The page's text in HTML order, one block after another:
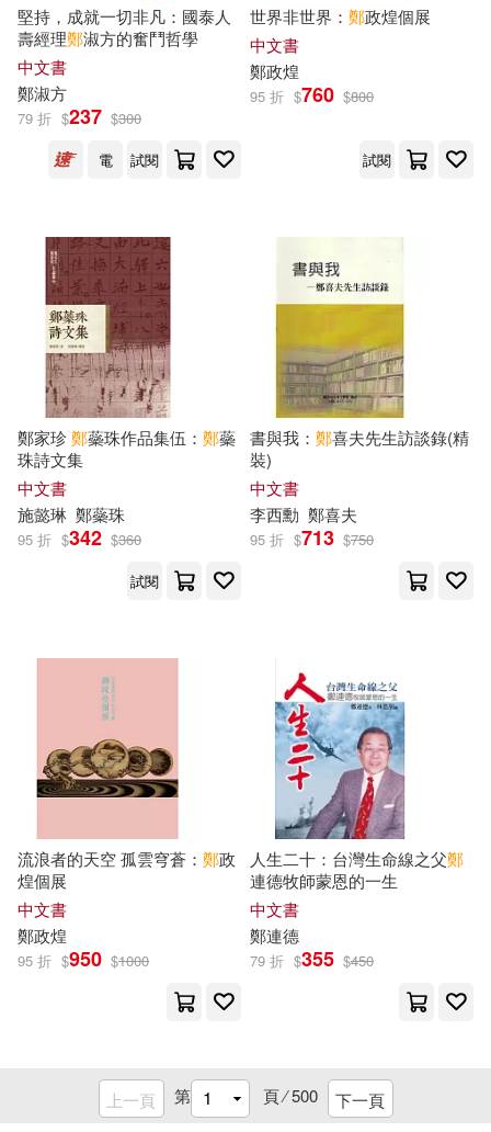
ホットエンターテイメント(10)
並榎雫(10)
十月士也(10) 南野のこ(10)
四月(10)
寶琳‧尤德(10)
本書編寫組(10) 李德全(10)
李永樂（主編）(10)
村瀨範行(10) 林達永(10)
管家琪(10) 藤谷陽子(10)
鄭家常(10) 鄭武俊(10)
鄭湯尼(10)
鄭玉巧(10) 鄭石橋(10)
鄭竹涵(10) 鄭粟兒(10)
鄭至耀(10)
鄭鐵生(10) 鄭開來(10)
人民交通出版社(31)
北京工業大學出版社(31)
南京師範大學出版社(31)
學苑出版社(31)
安徽文藝出版社(31)
安徽美術出版社(31)
張老師文化(31)
民主與建設出版社(31)
化(31)
對蹠點(30)
江蘇人民出版社(30)
江西人民出版社(30)
菁品文化(30)
中國礦業大學出版社(29)
新自然主義(29)
堅持，成就一切非凡：國泰人
壽經理鄭淑方的奮鬥哲學
中文書
鄭淑方
79 折 $237 $300
電
試閱
世界非世界： 鄭政煌個展
中文書
鄭政煌
95 折 $760 $800
試閱
鄭家珍鄭蘂珠作品集伍： 鄭蘂
珠詩文集
中文書
施懿琳 鄭蘂珠
95 折 $342 $360
試閱
書與我： 鄭喜夫先生訪談錄(精
裝)
中文書
李西勳 鄭喜夫
95 折 $713 $750
流浪者的天空 孤雲穹蒼： 鄭政
煌個展
中文書
鄭政煌
95 折 $950 $1000
人生二十：台灣生命線之父鄭
連德牧師蒙恩的一生
中文書
鄭連德
79 折 $355 $450
上一頁 第 頁 ⁄500 下一頁